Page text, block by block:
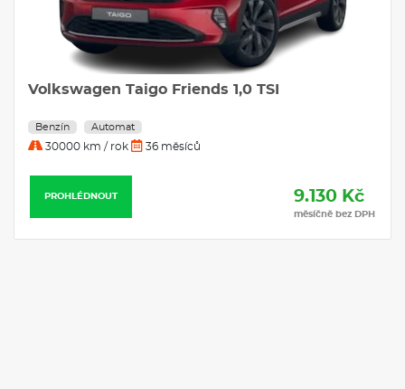
Volkswagen Taigo Friends 1,0 TSI
Benzín Automat
30000 km / rok 36 měsíců
PROHLÉDNOUT 9.130 Kč
měsíčně bez DPH